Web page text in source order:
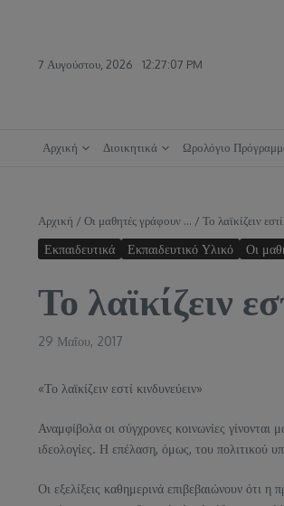
7 Αυγούστου, 2026 12:27:08 PM
Αρχική Διοικητικά Ωρολόγιο
Αρχική /Οι μαθητές γράφουν ... /Το λαϊκίζειν
Εκπαιδευτικά Εκπαιδευτικό Υλικό Οι
Το λαϊκίζειν
29 Μαΐου, 2017
«Το λαϊκίζειν εστί κινδυνεύειν»
Αναμφίβολα οι σύγχρονες κοινωνίες γίνονται
ιδεολογίες. Η επέλαση, όμως, του πολιτικού
Οι εξελίξεις καθημερινά επιβεβαιώνουν ότι